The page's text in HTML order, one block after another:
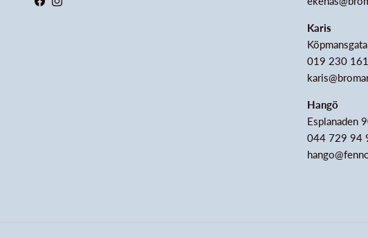
FacebookInstagram
Karis
019 230 161
Hangö
Esplanaden
044 729 94